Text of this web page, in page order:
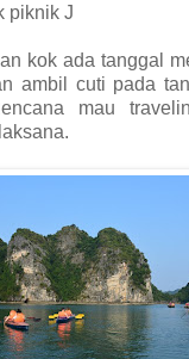
piknik J
kok ada tanggal
ambil cuti pada
mau